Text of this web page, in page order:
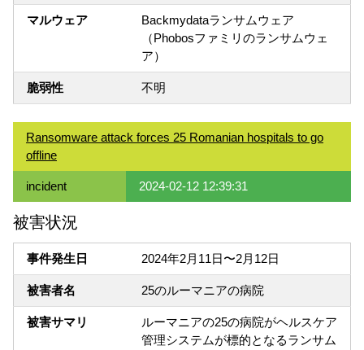
マルウェア
Backmydataランサムウェア
（Phobosファミリのランサムウェ
ア）
脆弱性 不明
Ransomware attack forces 25 Romanian hospitals to go
offline
incident 2024-02-12 12:39:31
被害状況
事件発生日 2024年2月11日〜2月12日
被害者名 25のルーマニアの病院
被害サマリ
ルーマニアの25の病院がヘルスケア
管理システムが標的となるランサム